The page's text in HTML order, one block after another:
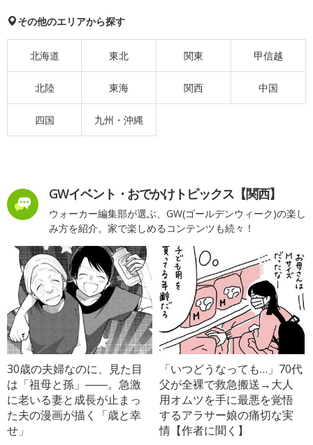
その他のエリアから探す
北海道 東北 関東 甲信越
北陸 東海 関西 中国
四国 九州・沖縄
GWイベント・おでかけトピックス【関西】
ウォーカー編集部が選ぶ、GW(ゴールデンウィーク)の楽し
み方を紹介。家で楽しめるコンテンツも続々！
30歳の夫婦なのに、見た目
は「祖母と孫」――。急激
に老いる妻と成長が止まっ
た夫の漫画が描く「歳と幸
せ」
「いつどうなっても…」70代
父が全裸で救急搬送→大人
用オムツを手に最悪を覚悟
するアラサー娘の痛切な実
情【作者に聞く】